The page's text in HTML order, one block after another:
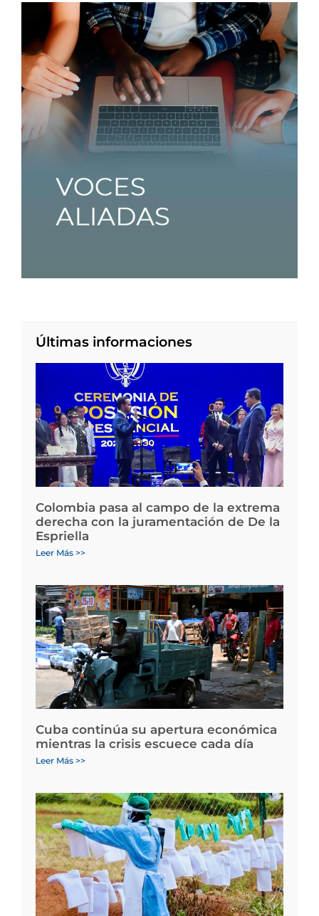
Últimas informaciones
Colombia pasa al campo de la extrema
derecha con la juramentación de De la
Espriella
Leer Más >>
Cuba continúa su apertura económica
mientras la crisis escuece cada día
Leer Más >>